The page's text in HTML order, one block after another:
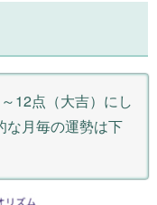
12点（大吉）にし
な月毎の運勢は下